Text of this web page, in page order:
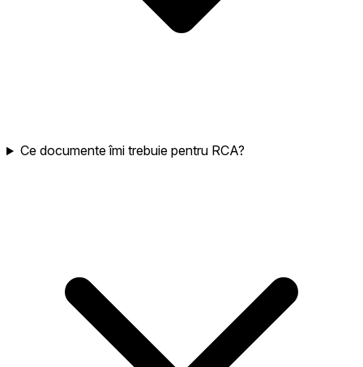
Ce documente îmi trebuie pentru RCA?